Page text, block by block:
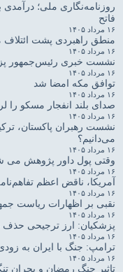
روزنامه‌نگاری ملی؛ درآمدی
فاتح
۱۶ مرداد ۱۴۰۵
منطق راهبردی پشت
۱۶ مرداد ۱۴۰۵
نشست خبری رئیس‌جمهور
۱۶ مرداد ۱۴۰۵
توافق مکه امضا شد
۱۶ مرداد ۱۴۰۵
صدای بلند انفجار مسکو را
۱۶ مرداد ۱۴۰۵
نشست رهبران پاکستان،
می‌دانیم؟
۱۶ مرداد ۱۴۰۵
وقتی پول داور پژوهش می
۱۶ مرداد ۱۴۰۵
آمریکا، ناقض اعظم
۱۶ مرداد ۱۴۰۵
نقبی بر اظهارات ریاست
۱۶ مرداد ۱۴۰۵
پزشکیان: ارز ترجیحی
۱۶ مرداد ۱۴۰۵
ترامپ: جنگ با ایران به
۱۶ مرداد ۱۴۰۵
تاثیر جنگ رمضان و بحران